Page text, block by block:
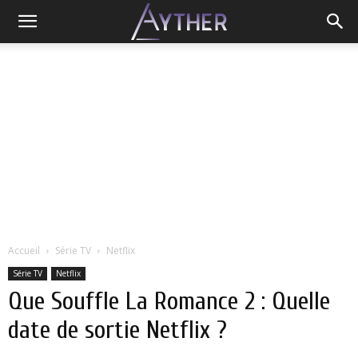
Accueil Série TV Netflix
Série TV Netflix
Que Souffle La Romance 2 : Quelle
date de sortie Netflix ?